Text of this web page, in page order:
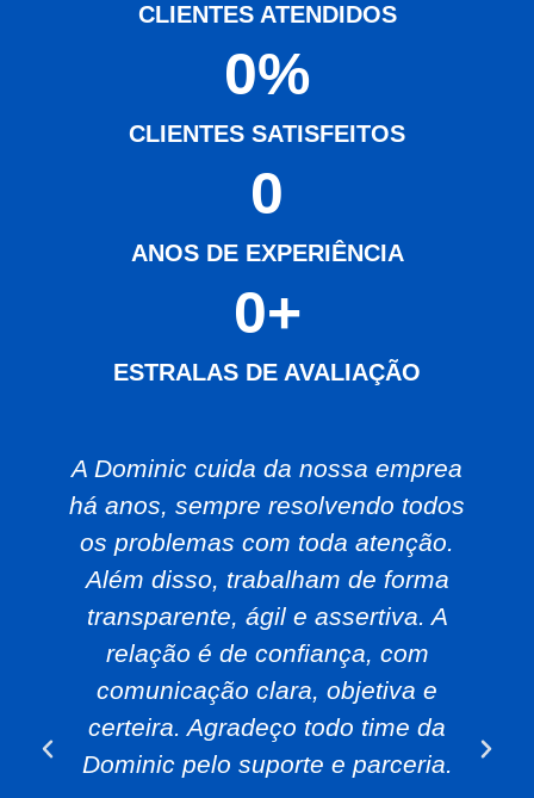
CLIENTES ATENDIDOS
CLIENTES SATISFEITOS
0%
ANOS DE EXPERIÊNCIA
0
ESTRALAS DE AVALIAÇÃO
0+
A Dominic cuida da nossa emprea
há anos, sempre resolvendo todos
os problemas com toda atenção.
Além disso, trabalham de forma
transparente, ágil e assertiva. A
relação é de confiança, com
comunicação clara, objetiva e
certeira. Agradeço todo time da
Dominic pelo suporte e parceria.